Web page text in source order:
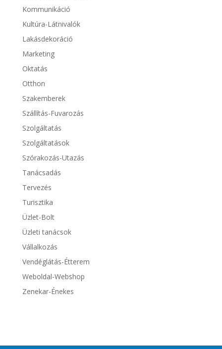
Kommunikáció
Kultúra-Látnivalók
Lakásdekoráció
Marketing
Oktatás
Otthon
Szakemberek
Szállítás-Fuvarozás
Szolgáltatás
Szolgáltatások
Szórakozás-Utazás
Tanácsadás
Tervezés
Turisztika
Üzlet-Bolt
Üzleti tanácsok
Vállalkozás
Vendéglátás-Étterem
Weboldal-Webshop
Zenekar-Énekes